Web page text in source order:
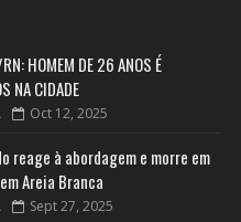
HOMEM DE 26 ANOS É
NA CIDADE
Oct 12, 2025
reage à abordagem e morre em
Areia Branca
Sept 27, 2025